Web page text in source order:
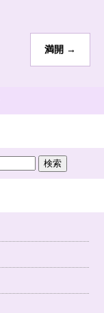
満開 →